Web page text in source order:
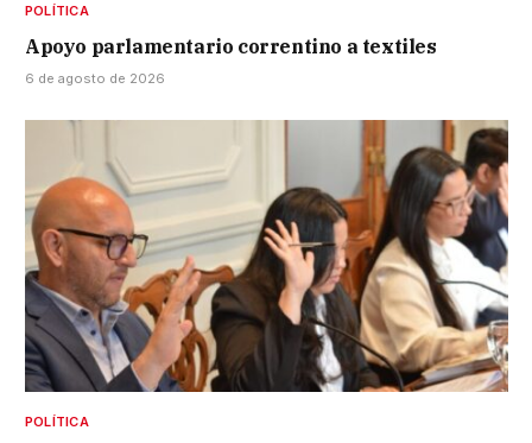
POLÍTICA
Apoyo parlamentario correntino a textiles
6 de agosto de 2026
POLÍTICA